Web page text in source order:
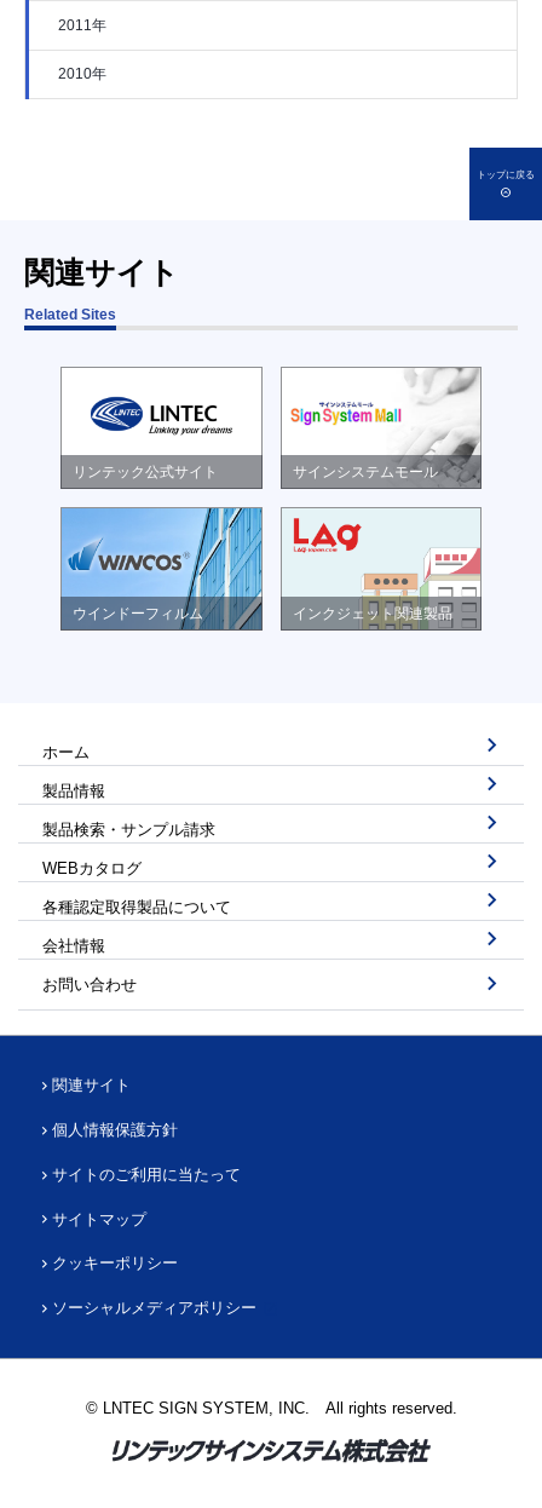
2011年
2010年
トップに戻る
関連サイト
Related Sites
リンテック公式サイト サインシステムモール
ウインドーフィルム インクジェット関連製品
ホーム
製品情報
製品検索・サンプル請求
WEBカタログ
各種認定取得製品について
会社情報
お問い合わせ
関連サイト
個人情報保護方針
サイトのご利用に当たって
サイトマップ
クッキーポリシー
ソーシャルメディアポリシー
© LNTEC SIGN SYSTEM, INC. All rights reserved.